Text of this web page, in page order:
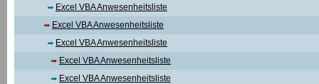
Excel VBA Anwesenheitsliste
Excel VBA Anwesenheitsliste
Excel VBA Anwesenheitsliste
Excel VBA Anwesenheitsliste
Excel VBA Anwesenheitsliste